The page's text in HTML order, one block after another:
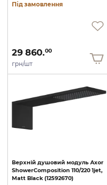
Під замовлення
29 860.00
грн/шт
Верхній душовий модуль Axor
ShowerComposition 110/220 1jet,
Matt Black (12592670)